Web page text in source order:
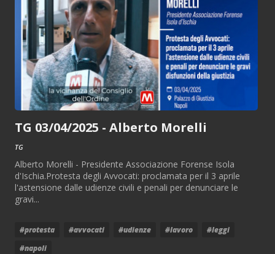
TG 03/04/2025 - Alberto Morelli
TG
Alberto Morelli - Presidente Associazione Forense Isola
d'Ischia.Protesta degli Avvocati: proclamata per il 3 aprile
l'astensione dalle udienze civili e penali per denunciare le
gravi...
#protesta #avvocati #udienze #lavoro
#leggi
#napoli